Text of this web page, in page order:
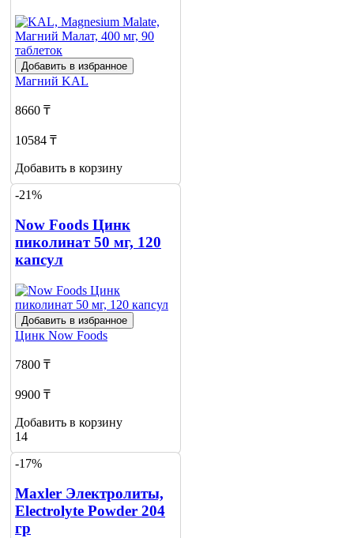
Добавить в избранное
Магний KAL
8660 ₸
10584 ₸
Добавить в корзину
-21%
Now Foods Цинк
пиколинат 50 мг, 120
капсул
Добавить в избранное
Цинк Now Foods
7800 ₸
9900 ₸
Добавить в корзину
14
-17%
Maxler Электролиты,
Electrolyte Powder 204
гр